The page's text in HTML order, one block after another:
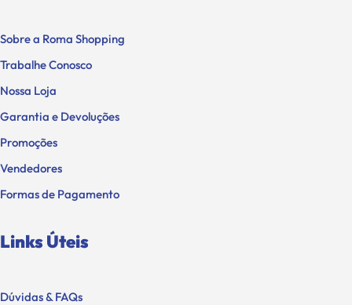
Sobre a Roma Shopping
Trabalhe Conosco
Nossa Loja
Garantia e Devoluções
Promoções
Vendedores
Formas de Pagamento
Links Úteis
Dúvidas & FAQs